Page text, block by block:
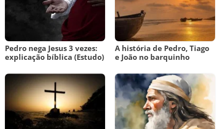
Pedro nega Jesus 3 vezes:
explicação bíblica (Estudo)
A história de Pedro, Tiago
e João no barquinho